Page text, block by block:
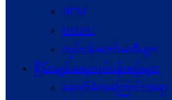
JICM
UPDJC
လုပ်ငန်းကော်မတီများ
ငြိမ်းချမ်းရေးလုပ်ငန်းစဉ်များ
နောက်ခံအကြောင်းအရာ